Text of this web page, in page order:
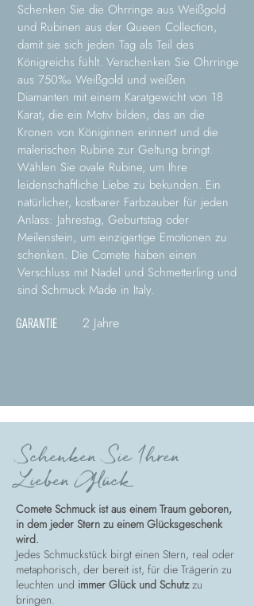
Schenken Sie die Ohrringe aus Weißgold
und Rubinen aus der Queen Collection,
damit sie sich jeden Tag als Teil des
Königreichs fühlt. Verschenken Sie Ohrringe
aus 750‰ Weißgold und weißen
Diamanten mit einem Karatgewicht von 18
Karat, die ein Motiv bilden, das an die
Kronen von Königinnen erinnert und die
malerischen Rubine zur Geltung bringt.
Wählen Sie ovale Rubine, um Ihre
leidenschaftliche Liebe zu bekunden. Ein
natürlicher, kostbarer Farbzauber für jeden
Anlass: Jahrestag, Geburtstag oder
Meilenstein, um einzigartige Emotionen zu
schenken. Die Comete haben einen
Verschluss mit Nadel und Schmetterling und
sind Schmuck Made in Italy.
GARANTIE 2 Jahre
Schenken Sie Ihren
Lieben Glück
Comete Schmuck ist aus einem Traum geboren,
in dem jeder Stern zu einem Glücksgeschenk
wird.
Jedes Schmuckstück birgt einen Stern, real oder
metaphorisch, der bereit ist, für die Trägerin zu
leuchten und immer Glück und Schutzzu
bringen.